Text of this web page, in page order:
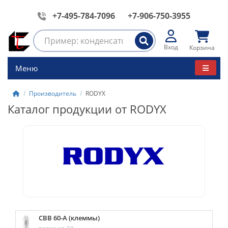
+7-495-784-7096 +7-906-750-3955
Вход Корзина
Меню
Производитель RODYX
Каталог продукции от RODYX
CBB 60-A (клеммы)